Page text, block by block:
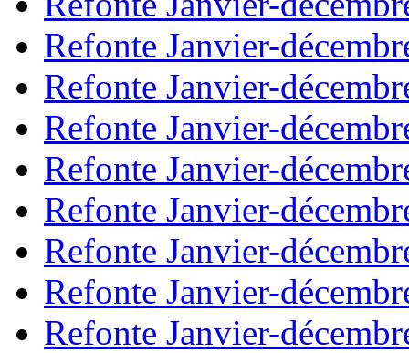
Refonte Janvier-
Refonte Janvier-
Refonte Janvier-
Refonte Janvier-
Refonte Janvier-
Refonte Janvier-
Refonte Janvier-
Refonte Janvier-